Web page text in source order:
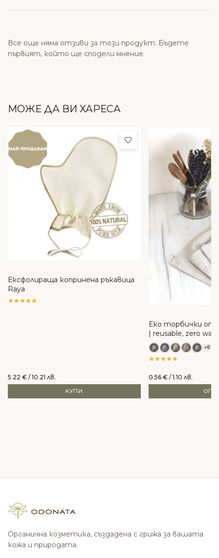
Все още няма отзиви за този продукт. Бъдете
първият, който ще сподели мнение.
МОЖЕ ДА ВИ ХАРЕСА
Добави в любими
Ексфолираща копринена ръкавица
Raya
5.22 € / 10.21 лв.
КУПИ
Еко торбички от
| reusable, zero
+8
0.56 € / 1.10 лв.
Органична козметика, създадена с грижа за вашата
кожа и природата.